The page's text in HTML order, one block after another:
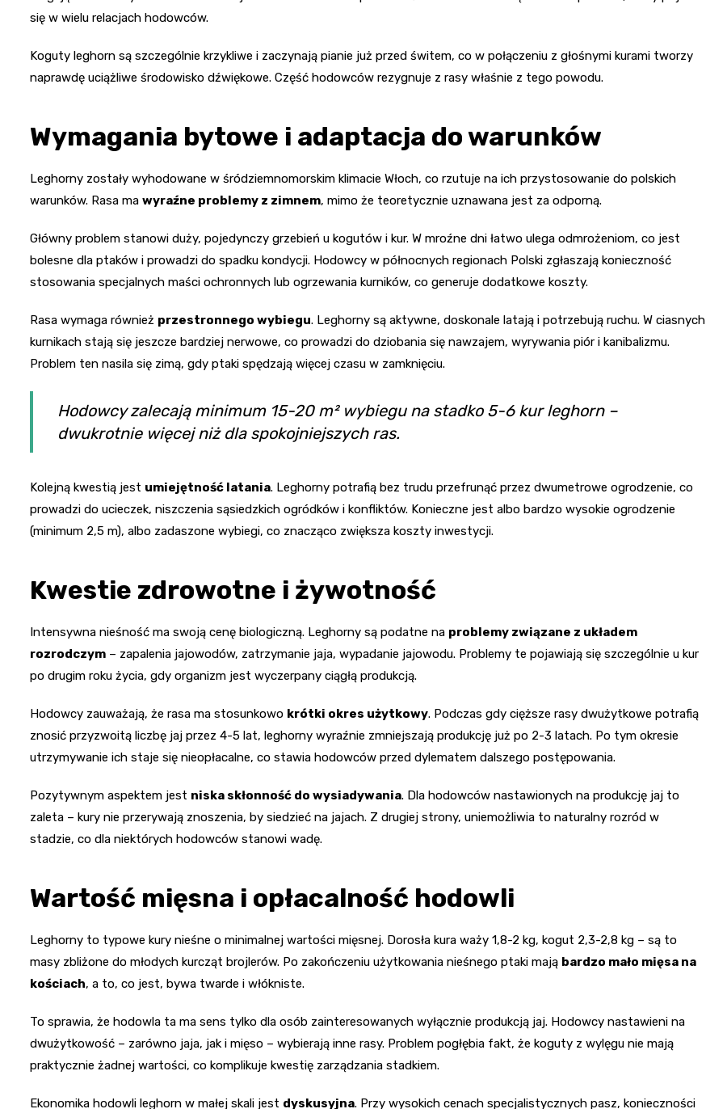
się w wielu relacjach hodowców.
Koguty leghorn są szczególnie krzykliwe i zaczynają pianie już przed świtem, co w połączeniu z głośnymi kurami tworzy
naprawdę uciążliwe środowisko dźwiękowe. Część hodowców rezygnuje z rasy właśnie z tego powodu.
Wymagania bytowe i adaptacja do warunków
Leghorny zostały wyhodowane w śródziemnomorskim klimacie Włoch, co rzutuje na ich przystosowanie do polskich
warunków. Rasa ma wyraźne problemy z zimnem, mimo że teoretycznie uznawana jest za odporną.
Główny problem stanowi duży, pojedynczy grzebień u kogutów i kur. W mroźne dni łatwo ulega odmrożeniom, co jest
bolesne dla ptaków i prowadzi do spadku kondycji. Hodowcy w północnych regionach Polski zgłaszają konieczność
stosowania specjalnych maści ochronnych lub ogrzewania kurników, co generuje dodatkowe koszty.
Rasa wymaga również przestronnego wybiegu. Leghorny są aktywne, doskonale latają i potrzebują ruchu. W ciasnych
kurnikach stają się jeszcze bardziej nerwowe, co prowadzi do dziobania się nawzajem, wyrywania piór i kanibalizmu.
Problem ten nasila się zimą, gdy ptaki spędzają więcej czasu w zamknięciu.
Hodowcy zalecają minimum 15-20 m² wybiegu na stadko 5-6 kur leghorn –
dwukrotnie więcej niż dla spokojniejszych ras.
Kolejną kwestią jest umiejętność latania. Leghorny potrafią bez trudu przefrunąć przez dwumetrowe ogrodzenie, co
prowadzi do ucieczek, niszczenia sąsiedzkich ogródków i konfliktów. Konieczne jest albo bardzo wysokie ogrodzenie
(minimum 2,5 m), albo zadaszone wybiegi, co znacząco zwiększa koszty inwestycji.
Kwestie zdrowotne i żywotność
Intensywna nieśność ma swoją cenę biologiczną. Leghorny są podatne na problemy związane z układem
rozrodczym – zapalenia jajowodów, zatrzymanie jaja, wypadanie jajowodu. Problemy te pojawiają się szczególnie u kur
po drugim roku życia, gdy organizm jest wyczerpany ciągłą produkcją.
Hodowcy zauważają, że rasa ma stosunkowo krótki okres użytkowy. Podczas gdy cięższe rasy dwużytkowe potrafią
znosić przyzwoitą liczbę jaj przez 4-5 lat, leghorny wyraźnie zmniejszają produkcję już po 2-3 latach. Po tym okresie
utrzymywanie ich staje się nieopłacalne, co stawia hodowców przed dylematem dalszego postępowania.
Pozytywnym aspektem jest niska skłonność do wysiadywania. Dla hodowców nastawionych na produkcję jaj to
zaleta – kury nie przerywają znoszenia, by siedzieć na jajach. Z drugiej strony, uniemożliwia to naturalny rozród w
stadzie, co dla niektórych hodowców stanowi wadę.
Wartość mięsna i opłacalność hodowli
Leghorny to typowe kury nieśne o minimalnej wartości mięsnej. Dorosła kura waży 1,8-2 kg, kogut 2,3-2,8 kg – są to
masy zbliżone do młodych kurcząt brojlerów. Po zakończeniu użytkowania nieśnego ptaki mają bardzo mało mięsa na
kościach, a to, co jest, bywa twarde i włókniste.
To sprawia, że hodowla ta ma sens tylko dla osób zainteresowanych wyłącznie produkcją jaj. Hodowcy nastawieni na
dwużytkowość – zarówno jaja, jak i mięso – wybierają inne rasy. Problem pogłębia fakt, że koguty z wylęgu nie mają
praktycznie żadnej wartości, co komplikuje kwestię zarządzania stadkiem.
Ekonomika hodowli leghorn w małej skali jest dyskusyjna. Przy wysokich cenach specjalistycznych pasz, konieczności